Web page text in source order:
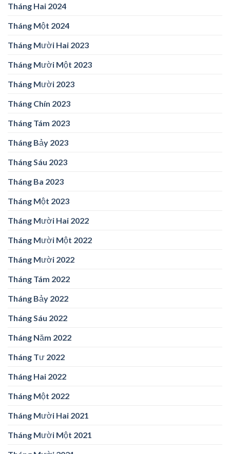
Tháng Hai 2024
Tháng Một 2024
Tháng Mười Hai 2023
Tháng Mười Một 2023
Tháng Mười 2023
Tháng Chín 2023
Tháng Tám 2023
Tháng Bảy 2023
Tháng Sáu 2023
Tháng Ba 2023
Tháng Một 2023
Tháng Mười Hai 2022
Tháng Mười Một 2022
Tháng Mười 2022
Tháng Tám 2022
Tháng Bảy 2022
Tháng Sáu 2022
Tháng Năm 2022
Tháng Tư 2022
Tháng Hai 2022
Tháng Một 2022
Tháng Mười Hai 2021
Tháng Mười Một 2021